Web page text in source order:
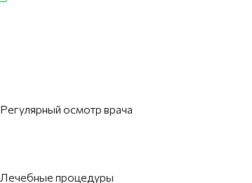
Регулярный осмотр врача
Лечебные процедуры